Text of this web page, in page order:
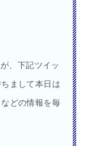
、下記ツイッ
まして本日は
どの情報を毎